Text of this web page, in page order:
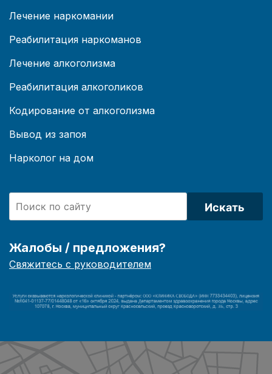
Лечение наркомании
Реабилитация наркоманов
Лечение алкоголизма
Реабилитация алкоголиков
Кодирование от алкоголизма
Вывод из запоя
Нарколог на дом
Искать
Жалобы / предложения?
Свяжитесь с руководителем